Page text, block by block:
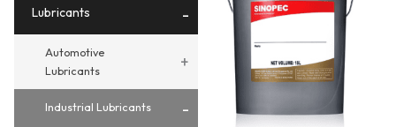
Lubricants -
Automotive
Lubricants
+
Industrial Lubricants -